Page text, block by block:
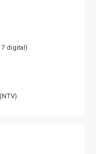
digital)